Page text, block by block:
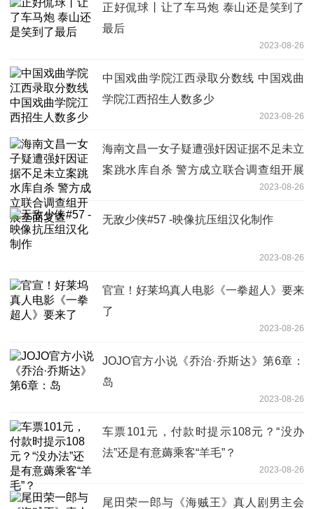
正好侃球丨让了车马炮 泰山还是笑到了
最后
2023-08-26
中国戏曲学院江西录取分数线 中国戏曲
学院江西招生人数多少
2023-08-26
海南文昌一女子疑遭强奸因证据不足未立
案跳水库自杀 警方成立联合调查组开展
2023-08-26
无敌少侠#57 -映像抗压组汉化制作
2023-08-26
官宣！好莱坞真人电影《一拳超人》要来
了
2023-08-26
JOJO官方小说《乔治·乔斯达》第6章：
岛
2023-08-26
车票101元，付款时提示108元？“没办
法”还是有意薅乘客“羊毛”？
2023-08-26
尾田荣一郎与《海贼王》真人剧男主会